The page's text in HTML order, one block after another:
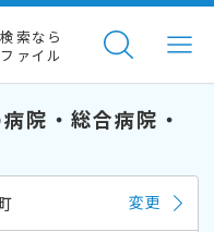
索なら
ァイル
院・総合病院・
変更